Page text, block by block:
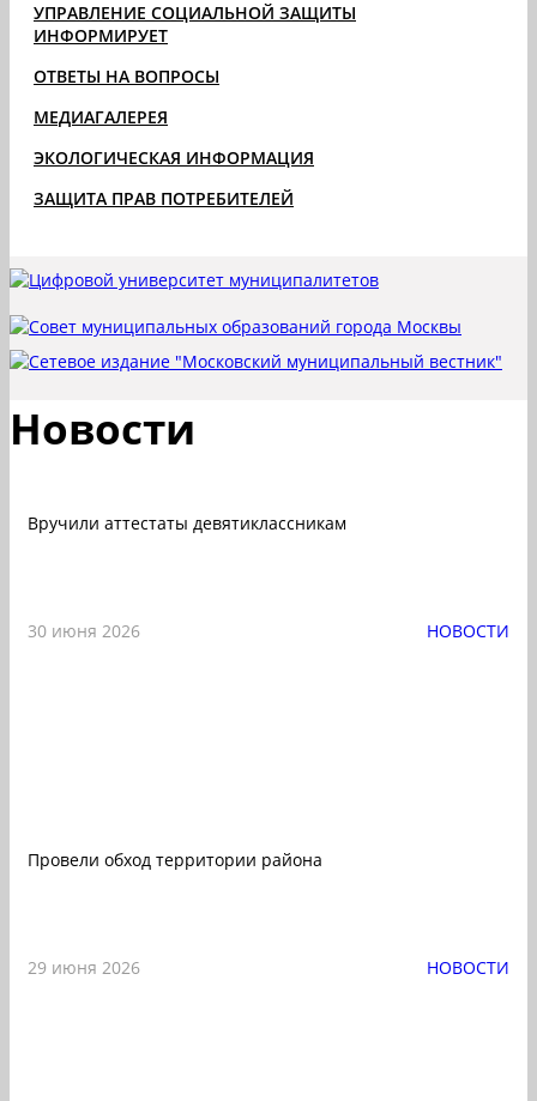
УПРАВЛЕНИЕ СОЦИАЛЬНОЙ ЗАЩИТЫ
ИНФОРМИРУЕТ
ОТВЕТЫ НА ВОПРОСЫ
МЕДИАГАЛЕРЕЯ
ЭКОЛОГИЧЕСКАЯ ИНФОРМАЦИЯ
ЗАЩИТА ПРАВ ПОТРЕБИТЕЛЕЙ
Новости
Вручили аттестаты девятиклассникам
30 июня 2026 НОВОСТИ
Провели обход территории района
29 июня 2026 НОВОСТИ